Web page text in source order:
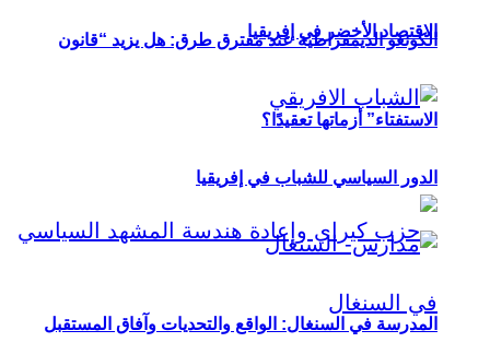
الكونغو الديمقراطية عند مفترق طرق: هل يزيد “قانون
الاستفتاء” أزماتها تعقيدًا؟
الاقتصاد الأخضر في إفريقيا
الدور السياسي للشباب في إفريقيا
المدرسة في السنغال: الواقع والتحديات وآفاق المستقبل